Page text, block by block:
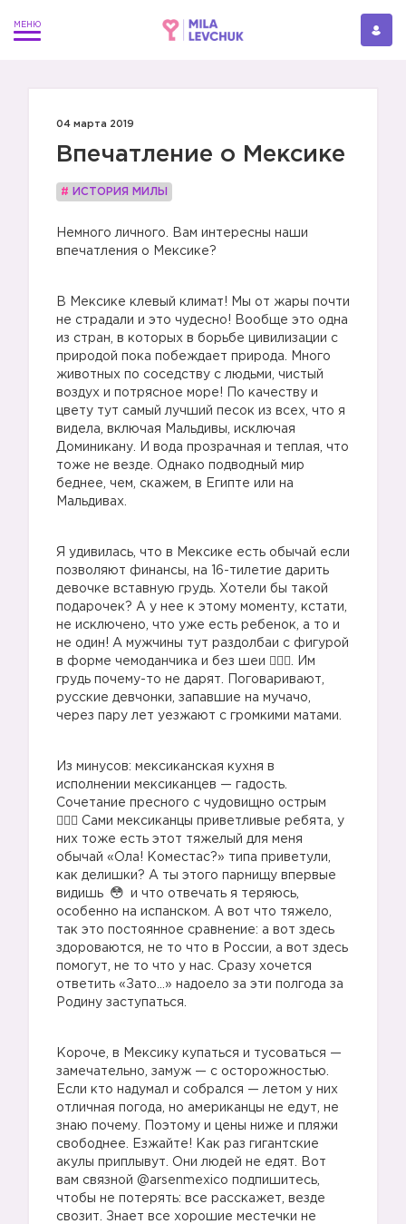
04 марта 2019
Впечатление о Мексике
# ИСТОРИЯ МИЛЫ
Немного личного. Вам интересны наши
впечатления о Мексике?
В Мексике клевый климат! Мы от жары почти
не страдали и это чудесно! Вообще это одна
из стран, в которых в борьбе цивилизации с
природой пока побеждает природа. Много
животных по соседству с людьми, чистый
воздух и потрясное море! По качеству и
цвету тут самый лучший песок из всех, что я
видела, включая Мальдивы, исключая
Доминикану. И вода прозрачная и теплая, что
тоже не везде. Однако подводный мир
беднее, чем, скажем, в Египте или на
Мальдивах.
Я удивилась, что в Мексике есть обычай если
позволяют финансы, на 16-тилетие дарить
девочке вставную грудь. Хотели бы такой
подарочек? А у нее к этому моменту, кстати,
не исключено, что уже есть ребенок, а то и
не один! А мужчины тут раздолбаи с фигурой
в форме чемоданчика и без шеи 🤷🏼‍♀️. Им
грудь почему-то не дарят. Поговаривают,
русские девчонки, запавшие на мучачо,
через пару лет уезжают с громкими матами.
Из минусов: мексиканская кухня в
исполнении мексиканцев — гадость.
Сочетание пресного с чудовищно острым
🤷🏼‍♀️ Сами мексиканцы приветливые ребята, у
них тоже есть этот тяжелый для меня
обычай «Ола! Коместас?» типа приветули,
как делишки? А ты этого парнищу впервые
видишь
и что отвечать я теряюсь,
особенно на испанском. А вот что тяжело,
так это постоянное сравнение: а вот здесь
здороваются, не то что в России, а вот здесь
помогут, не то что у нас. Сразу хочется
ответить «Зато...» надоело за эти полгода за
Родину заступаться.
Короче, в Мексику купаться и тусоваться —
замечательно, замуж — с осторожностью.
Если кто надумал и собрался — летом у них
отличная погода, но американцы не едут, не
знаю почему. Поэтому и цены ниже и пляжи
свободнее. Езжайте! Как раз гигантские
акулы приплывут. Они людей не едят. Вот
вам связной @arsenmexico подпишитесь,
чтобы не потерять: все расскажет, везде
свозит. Знает все хорошие местечки не